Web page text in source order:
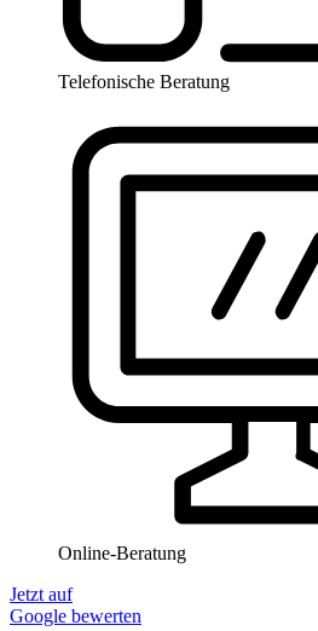
Telefonische Beratung
Online-Beratung
Jetzt auf
Google bewerten